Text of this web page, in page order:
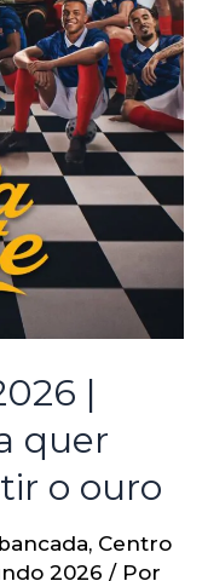
|
quer
o ouro
, Centro
2026 / Por